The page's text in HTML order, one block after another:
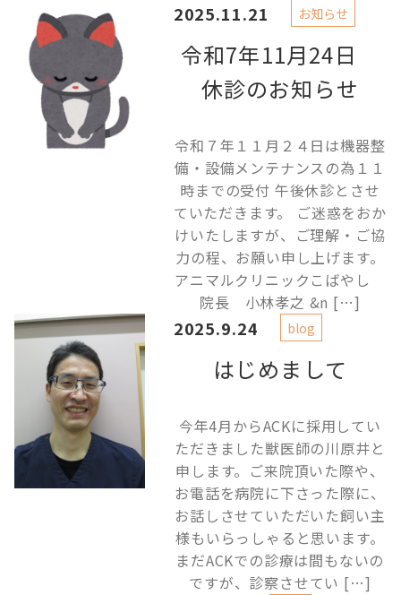
令和7年11月24日
休診のお知らせ
2025.11.21 お知らせ
令和７年１１月２４日は機器整
備・設備メンテナンスの為１１
時までの受付 午後休診とさせ
ていただきます。 ご迷惑をおか
けいたしますが、ご理解・ご協
力の程、お願い申し上げます。
アニマルクリニックこばやし
院長 小林孝之 &n […]
はじめまして
2025.9.24 blog
今年4月からACKに採用してい
ただきました獣医師の川原井と
申します。ご来院頂いた際や、
お電話を病院に下さった際に、
お話しさせていただいた飼い主
様もいらっしゃると思います。
まだACKでの診療は間もないの
ですが、診察させてい […]